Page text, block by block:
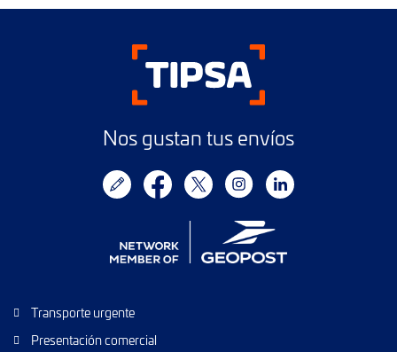
Nos gustan tus envíos
Transporte urgente
Presentación comercial